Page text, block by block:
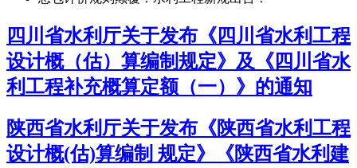
四川省水利厅关于发布《四川省水利工程
设计概（估）算编制规定》及《四川省水
利工程补充概算定额（一）》的通知
陕西省水利厅关于发布《陕西省水利工程
设计概(估)算编制 规定》《陕西省水利建